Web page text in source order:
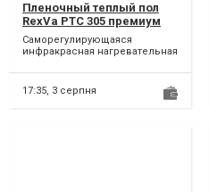
Пленочный теплый пол
RexVa PTC 305 премиум
саморегулирующийся.
Саморегулирующаяся
инфракрасная нагревательная
АКЦИЯ!!! 150 грн м/пог...
17:35, 3 серпня